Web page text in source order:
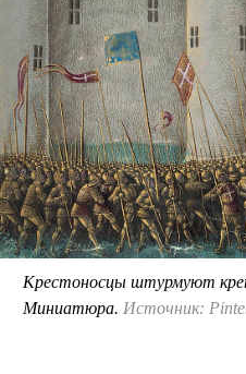
Крестоносцы штурмуют
Миниатюра. Источник: